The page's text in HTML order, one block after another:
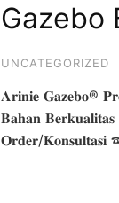
Gazebo
UNCATEGORIZED
𝐀𝐫𝐢𝐧𝐢𝐞 𝐆𝐚𝐳𝐞𝐛𝐨®
𝐁𝐚𝐡𝐚𝐧
𝐎𝐫𝐝𝐞𝐫/𝐊𝐨𝐧𝐬𝐮𝐥𝐭𝐚𝐬𝐢